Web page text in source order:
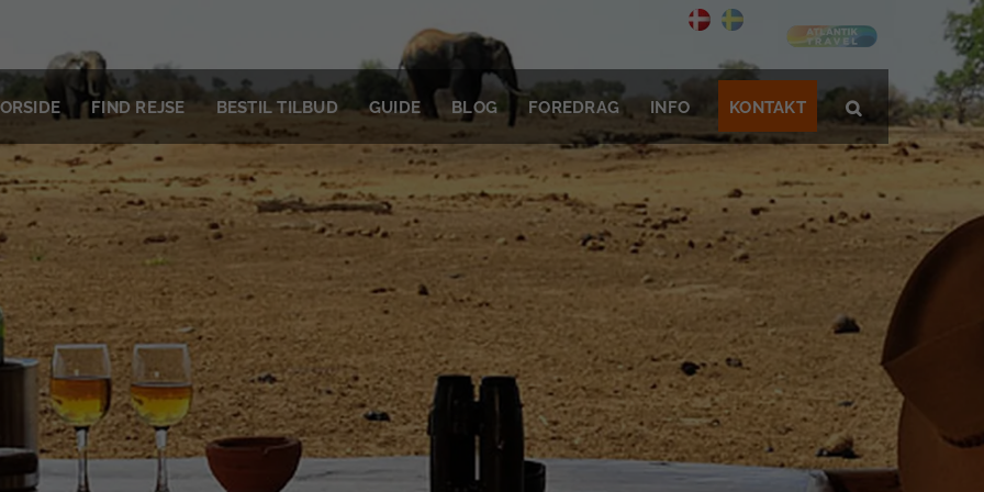
FIND REJSE BESTIL TILBUD GUIDE BLOG FOREDRAG INFO KONTAKT 